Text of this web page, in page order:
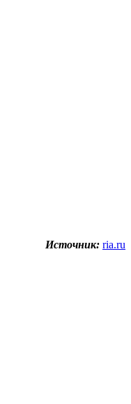
Источник: ria.ru